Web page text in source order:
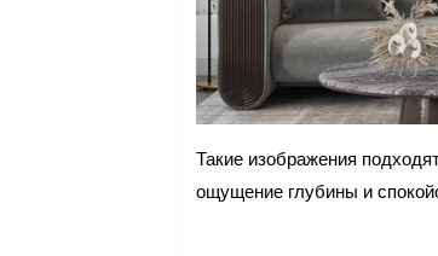
Такие изображения
ощущение глубины и